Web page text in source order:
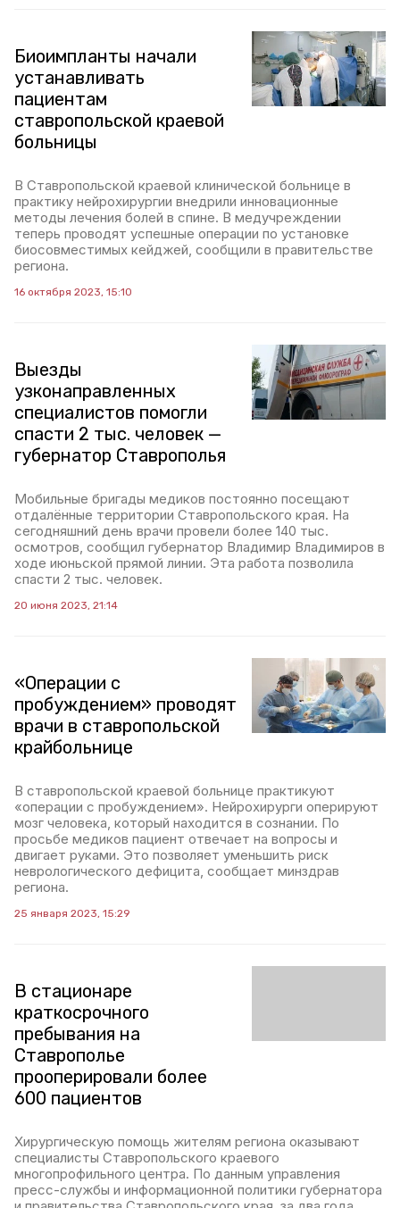
Биоимпланты начали
устанавливать
пациентам
ставропольской краевой
больницы
В Ставропольской краевой клинической больнице в
практику нейрохирургии внедрили инновационные
методы лечения болей в спине. В медучреждении
теперь проводят успешные операции по установке
биосовместимых кейджей, сообщили в правительстве
региона.
16 октября 2023, 15:10
Выезды
узконаправленных
специалистов помогли
спасти 2 тыс. человек —
губернатор Ставрополья
Мобильные бригады медиков постоянно посещают
отдалённые территории Ставропольского края. На
сегодняшний день врачи провели более 140 тыс.
осмотров, сообщил губернатор Владимир Владимиров в
ходе июньской прямой линии. Эта работа позволила
спасти 2 тыс. человек.
20 июня 2023, 21:14
«Операции с
пробуждением» проводят
врачи в ставропольской
крайбольнице
В ставропольской краевой больнице практикуют
«операции с пробуждением». Нейрохирурги оперируют
мозг человека, который находится в сознании. По
просьбе медиков пациент отвечает на вопросы и
двигает руками. Это позволяет уменьшить риск
неврологического дефицита, сообщает минздрав
региона.
25 января 2023, 15:29
В стационаре
краткосрочного
пребывания на
Ставрополье
прооперировали более
600 пациентов
Хирургическую помощь жителям региона оказывают
специалисты Ставропольского краевого
многопрофильного центра. По данным управления
пресс-службы и информационной политики губернатора